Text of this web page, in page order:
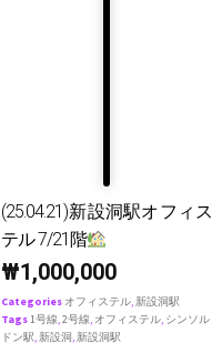
(25.04.21)新設洞駅オフィス
テル 7/21階
₩1,000,000
Categories オフィステル,新設洞駅
Tags1号線,2号線, オフィステル, シンソル
ドン駅,新設洞,新設洞駅